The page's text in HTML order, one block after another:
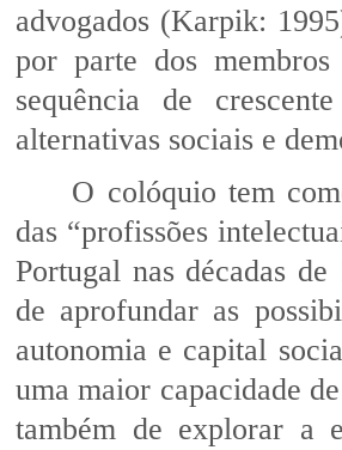
advogados (Karpik:
por parte dos
sequência de
alternativas sociais e
O colóquio tem
das “profissões
Portugal nas décadas
de aprofundar as
autonomia e capital
uma maior capacidade
também de explorar a